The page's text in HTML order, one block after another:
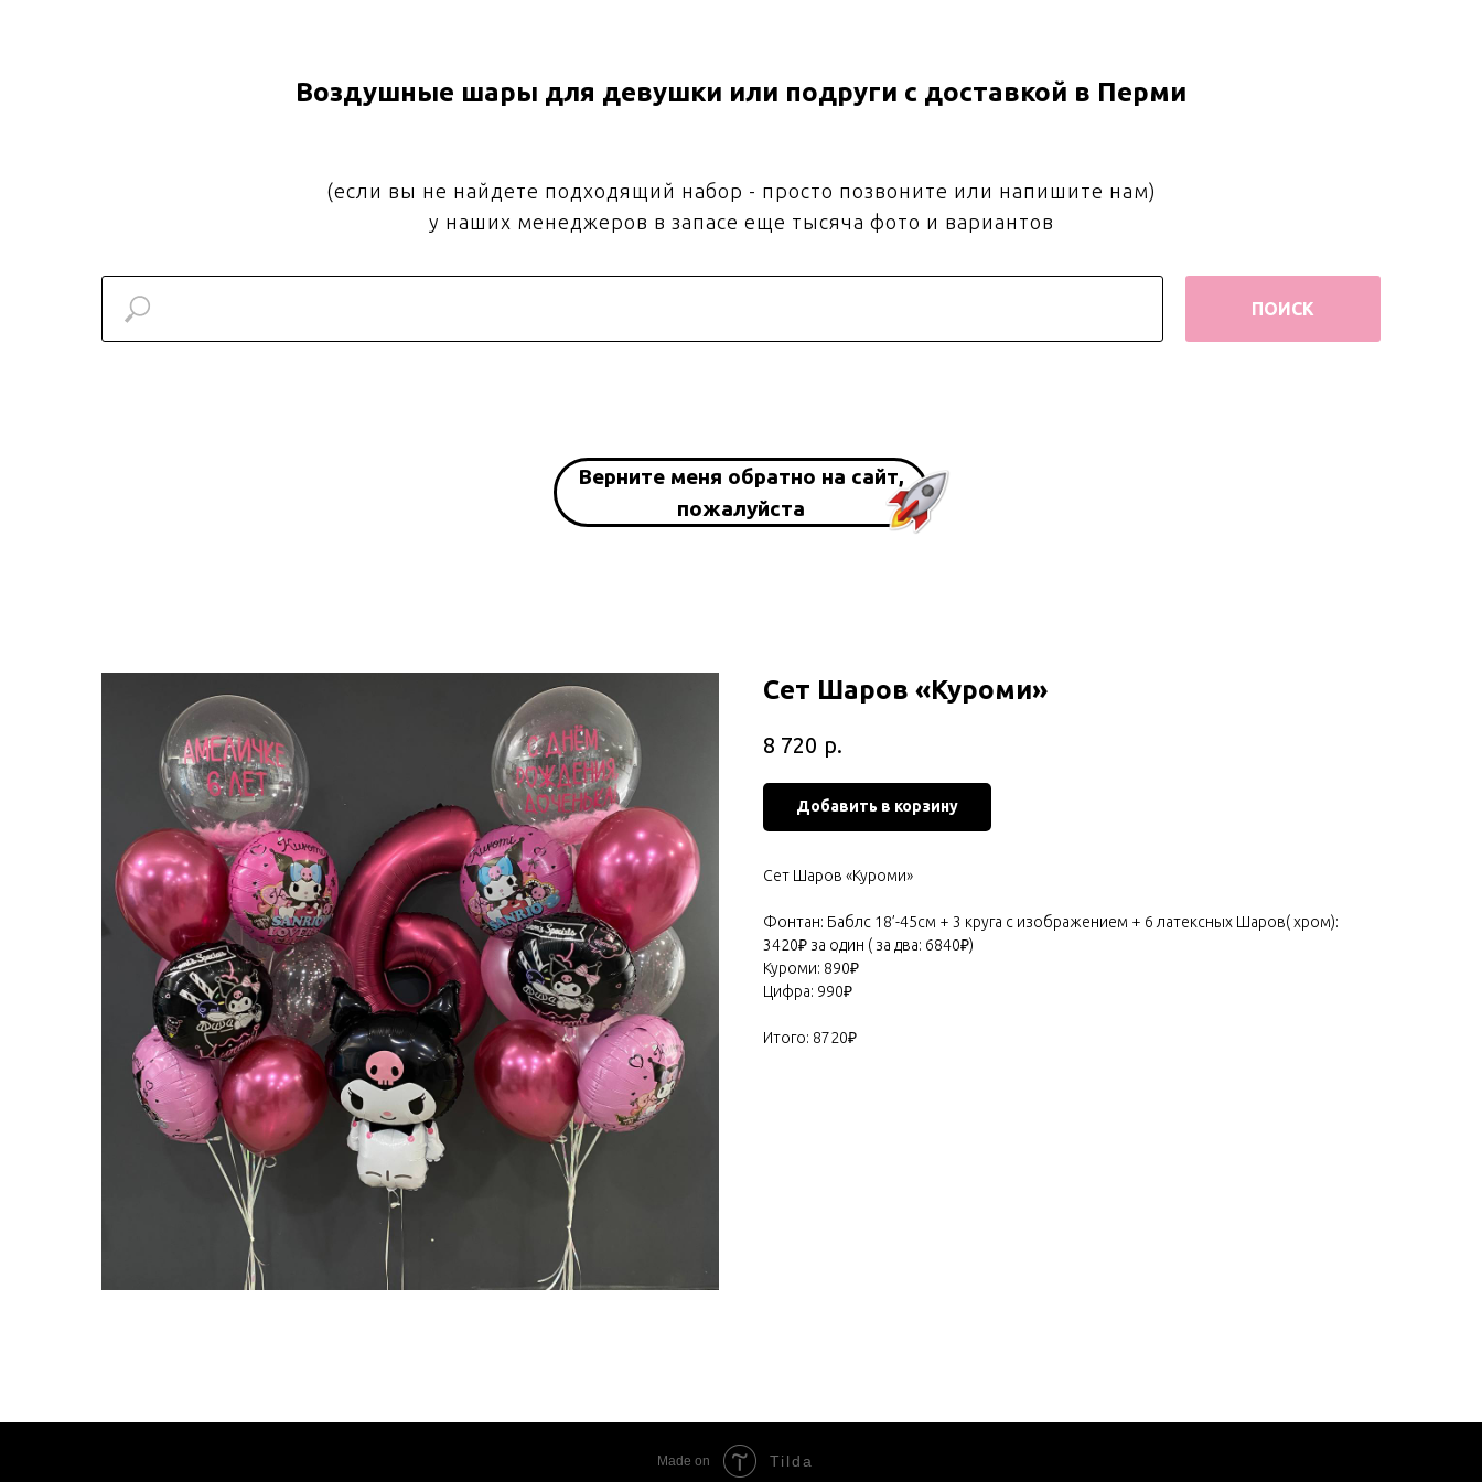
Воздушные шары для девушки или подруги с доставкой в Перми
(если вы не найдете подходящий набор - просто позвоните или напишите нам)
у наших менеджеров в запасе еще тысяча фото и вариантов
ПОИСК
Верните меня обратно на сайт,
пожалуйста
Сет Шаров «Куроми»
8 720 р.
Добавить в корзину
Сет Шаров «Куроми»
Фонтан: Баблс 18’-45см + 3 круга с изображением + 6 латексных Шаров( хром):
3420₽ за один ( за два: 6840₽)
Куроми: 890₽
Цифра: 990₽
Итого: 8720₽
Made on Tilda